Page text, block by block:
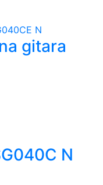
gitara
N